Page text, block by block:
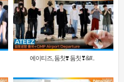
에이티즈, 둠칫❣️ 둠칫❣&#..